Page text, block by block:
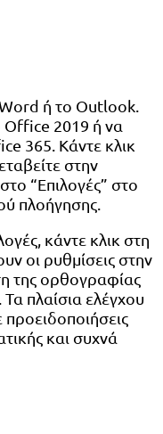
Word ή το Outlook.
Office 2019 ή να
365. Κάντε κλικ
στην
“Επιλογές” στο
πλοήγησης.
κάντε κλικ στη
οι ρυθμίσεις στην
της ορθογραφίας
πλαίσια ελέγχου
και συχνά